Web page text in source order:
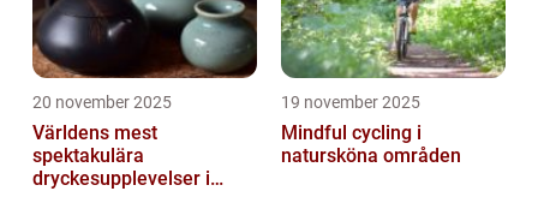
20 november 2025
Världens mest
spektakulära
dryckesupplevelser i
19 november 2025
Mindful cycling i
natursköna områden